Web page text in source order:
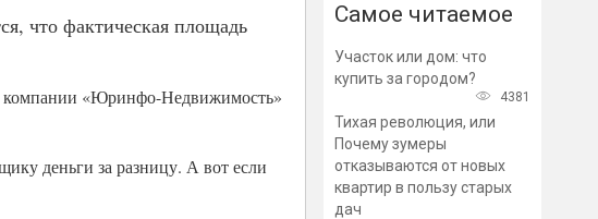
что фактическая площадь
компании «Юринфо-Недвижимость»
деньги за разницу. А вот если
Самое читаемое
Участок или дом: что
купить за городом?
4381
Тихая революция, или
Почему зумеры
отказываются от новых
квартир в пользу старых
дач